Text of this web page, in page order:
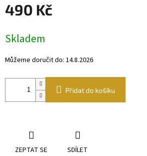
490 Kč
cena:
Skladem
Můžeme doručit do: 14.8.2026
Přidat do košíku
ZEPTAT SE SDÍLET